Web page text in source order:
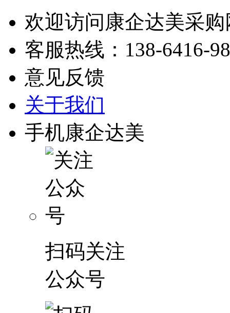
欢迎访问康企达美采购
客服热线： 138-6416-
意见反馈
关于我们
手机康企达美
扫码关注
公众号